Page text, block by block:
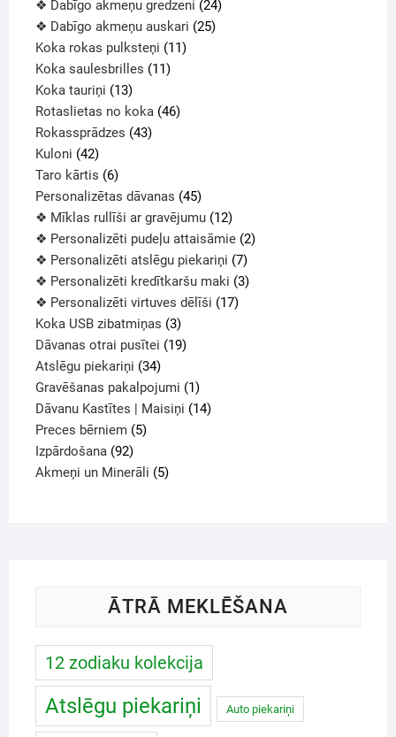
❖ Dabīgo akmeņu gredzeni 24
❖ Dabīgo akmeņu auskari 25
Koka rokas pulksteņi 11
Koka saulesbrilles 11
Koka tauriņi 13
Rotaslietas no koka 46
Rokassprādzes 43
Kuloni 42
Taro kārtis 6
Personalizētas dāvanas 45
❖ Mīklas rullīši ar gravējumu 12
❖ Personalizēti pudeļu attaisāmie 2
❖ Personalizēti atslēgu piekariņi 7
❖ Personalizēti kredītkaršu maki 3
❖ Personalizēti virtuves dēlīši 17
Koka USB zibatmiņas 3
Dāvanas otrai pusītei 19
Atslēgu piekariņi 34
Gravēšanas pakalpojumi 1
Dāvanu Kastītes | Maisiņi 14
Preces bērniem 5
Izpārdošana 92
Akmeņi un Minerāli 5
ĀTRĀ MEKLĒŠANA
12 zodiaku kolekcija
Atslēgu piekariņi Auto piekariņi